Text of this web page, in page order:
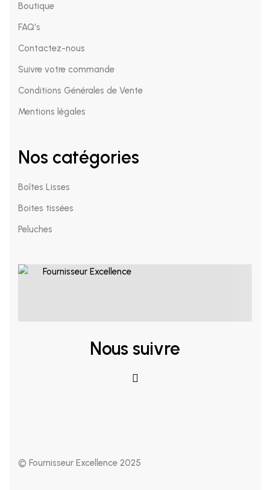
Boutique
FAQ's
Contactez-nous
Suivre votre commande
Conditions Générales de Vente
Mentions légales
Nos catégories
Boîtes Lisses
Boites tissées
Peluches
Nous suivre
© Fournisseur Excellence 2025